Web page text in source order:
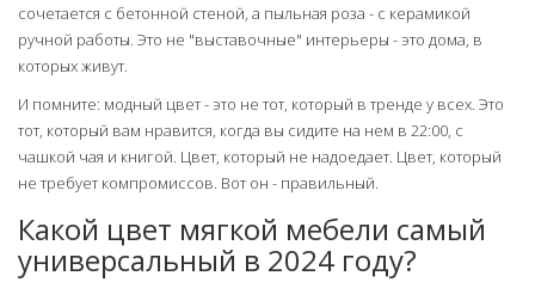
сочетается с бетонной стеной, а пыльная роза - с керамикой
ручной работы. Это не "выставочные" интерьеры - это дома, в
которых живут.
И помните: модный цвет - это не тот, который в тренде у всех. Это
тот, который вам нравится, когда вы сидите на нем в 22:00, с
чашкой чая и книгой. Цвет, который не надоедает. Цвет, который
не требует компромиссов. Вот он - правильный.
Какой цвет мягкой мебели самый
универсальный в 2024 году?